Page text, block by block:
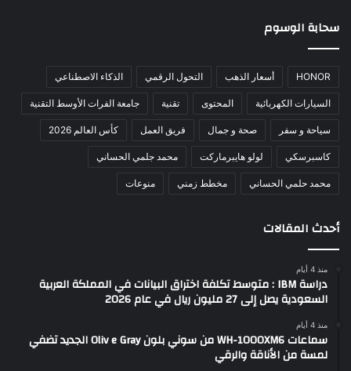
سحابة الوسوم
HONOR أسعار الذهب التحول الرقمي الذكاء الاصطناعي
السيارات الكهربائية المحتوى تقنية جامعة الفرات الأوسط التقنية
سياحة و سفر صحة و جمال فريق العمل كأس العالم 2026
كاسبرسكي لولو هايبرماركت محمد جلمي الحساني
محمد حلمي الحساني مخطط زمني منوعات
أحدث المقالات
منذ 4 أيام
دراسة IBM : متوسط تكلفة اختراق البيانات في المملكة العربية
السعودية يصل إلى 27 مليون ريال في عام 2026
منذ 4 أيام
سماعات WH-1000XM6 من سوني بلون Oliv e Gray الجديد تضفي
لمسة من الأناقة والرقي